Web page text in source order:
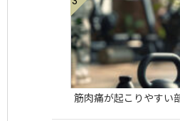
筋肉痛が起こりやすい